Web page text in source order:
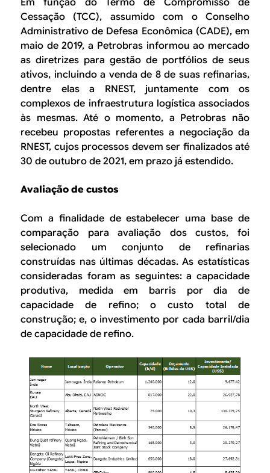
Cessação (TCC), assumido com o Conselho
Administrativo de Defesa Econômica (CADE), em
maio de 2019, a Petrobras informou ao mercado
as diretrizes para gestão de portfólios de seus
ativos, incluindo a venda de 8 de suas refinarias,
dentre elas a RNEST, juntamente com os
complexos de infraestrutura logística associados
às mesmas. Até o momento, a Petrobras não
recebeu propostas referentes a negociação da
RNEST, cujos processos devem ser finalizados até
30 de outubro de 2021, em prazo já estendido.
Avaliação de custos
Com a finalidade de estabelecer uma base de
comparação para avaliação dos custos, foi
selecionado um conjunto de refinarias
construídas nas últimas décadas. As estatísticas
consideradas foram as seguintes: a capacidade
produtiva, medida em barris por dia de
capacidade de refino; o custo total de
construção; e, o investimento por cada barril/dia
de capacidade de refino.